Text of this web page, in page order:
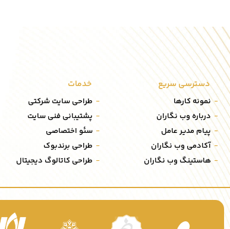
دسترسی سریع
نمونه کارها
درباره وب نگاران
پیام مدیر عامل
آکادمی وب نگاران
هاستینگ وب نگاران
خدمات
طراحی سایت شرکتی
پشتیبانی فنی سایت
سئو اختصاصی
طراحی برندبوک
طراحی کاتالوگ دیجیتال